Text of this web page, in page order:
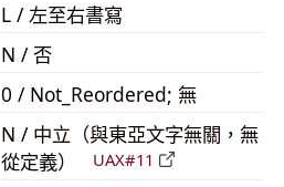
L / 左至右書寫
N / 否
0 / Not_Reordered; 無
N / 中立（與東亞文字無關，無
從定義）
UAX#11